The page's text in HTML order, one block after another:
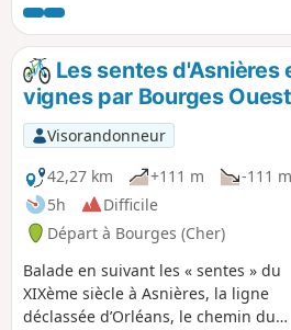
châteaux et paysages dans des
de Sologne, sans oublier le
Boulogne.
Les sentes d'Asnières
vignes par Bourges Ouest
Visorandonneur
42,27 km
+111 m
-111 m
5h
Difficile
Départ à Bourges (Cher)
Balade en suivant les « sentes » du
XIXème siècle à Asnières, la ligne
déclassée d’Orléans, le chemin du